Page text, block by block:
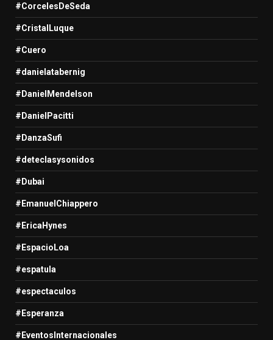
#CorcelesDeSeda
#CristalLuque
#Cuero
#danielatabernig
#DanielMendelson
#DanielPacitti
#DanzaSufi
#deteclasysonidos
#Dubai
#EmanuelChiappero
#EricaHynes
#EspacioLoa
#espatula
#espectaculos
#Esperanza
#EventosInternacionales